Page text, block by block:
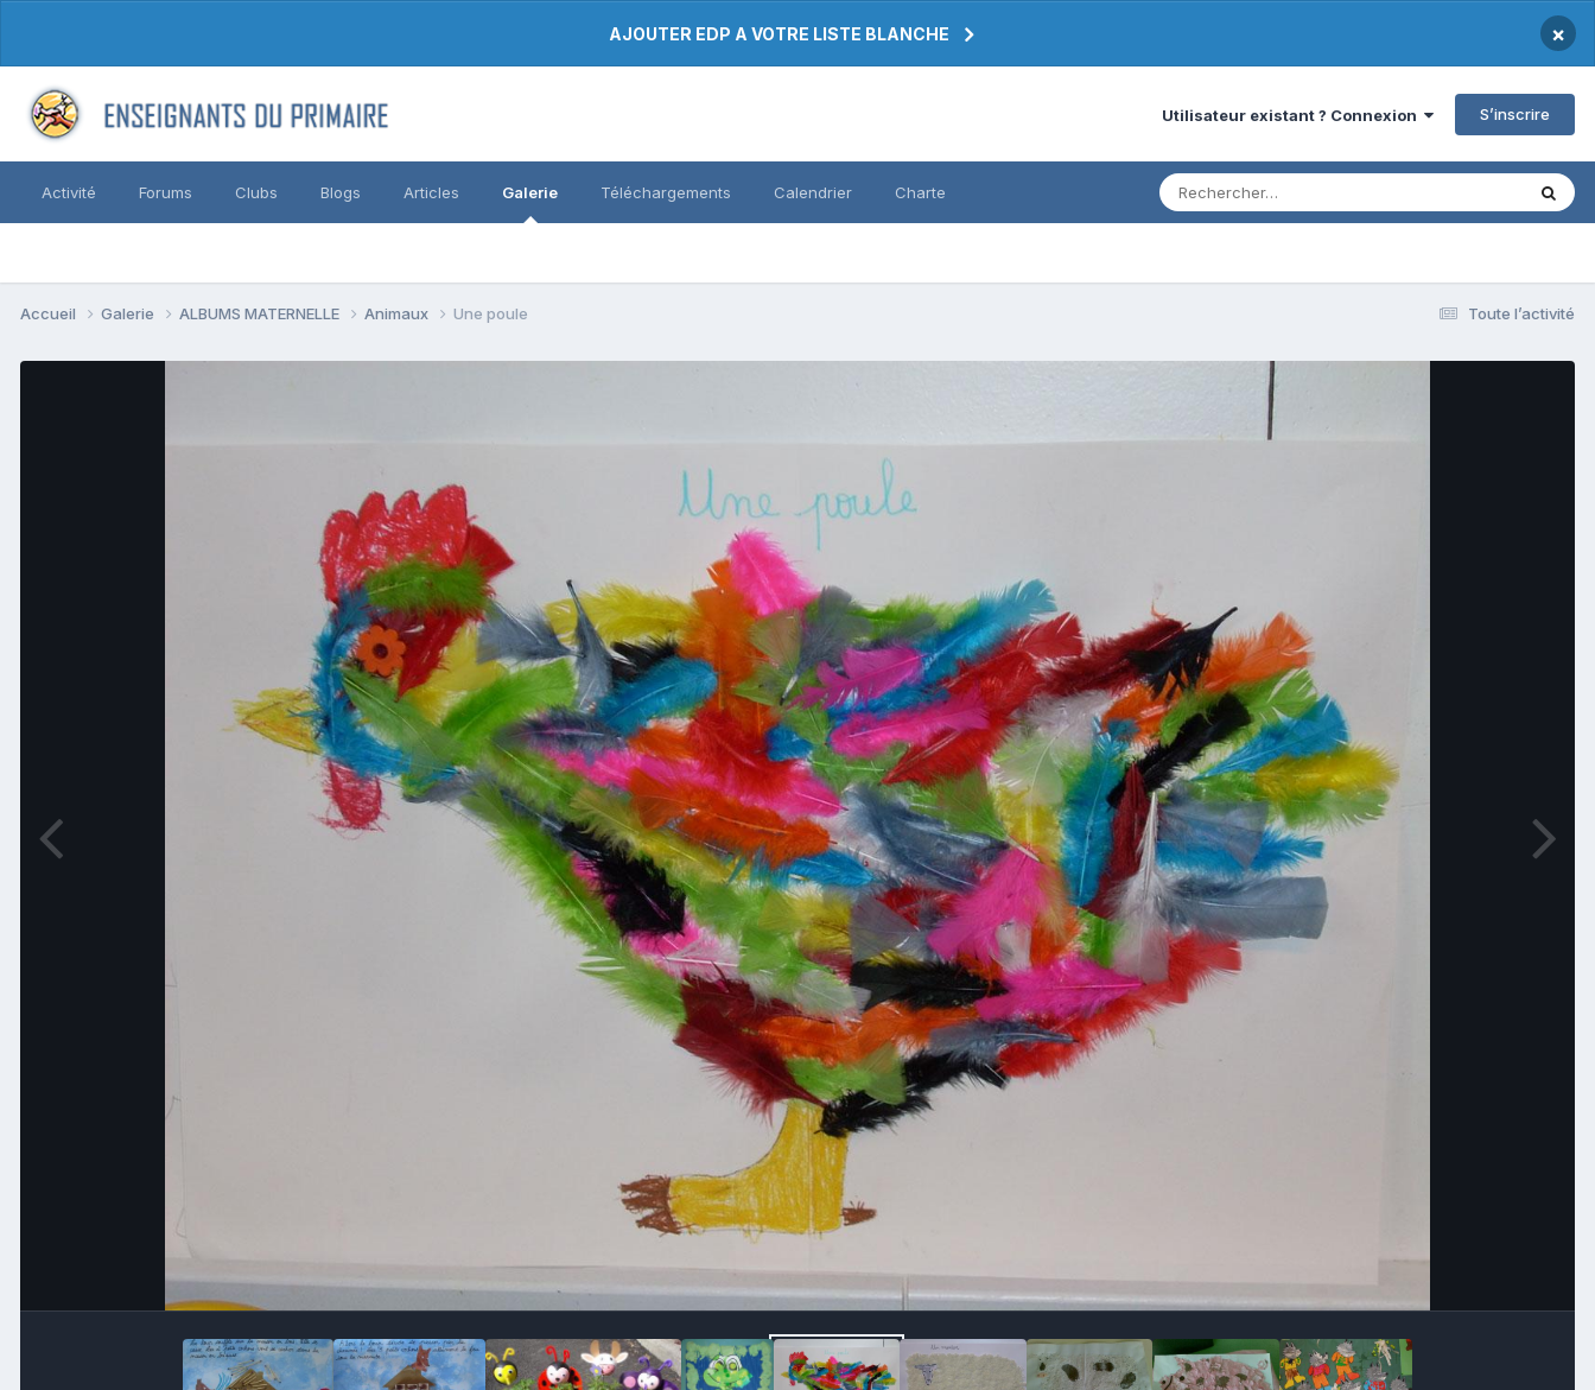
AJOUTER EDP A VOTRE LISTE BLANCHE ×
Utilisateur existant ? Connexion S’inscrire
Activité Forums Clubs Blogs Articles Galerie Téléchargements Calendrier Charte
Toute l’activité
Accueil Galerie ALBUMS MATERNELLE Animaux Une poule